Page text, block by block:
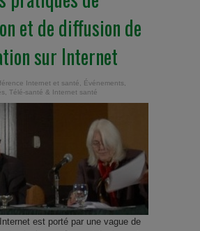
et de diffusion de
sur Internet
Internet et santé Événements
Télé-santé & Internet santé
est porté par une vague de